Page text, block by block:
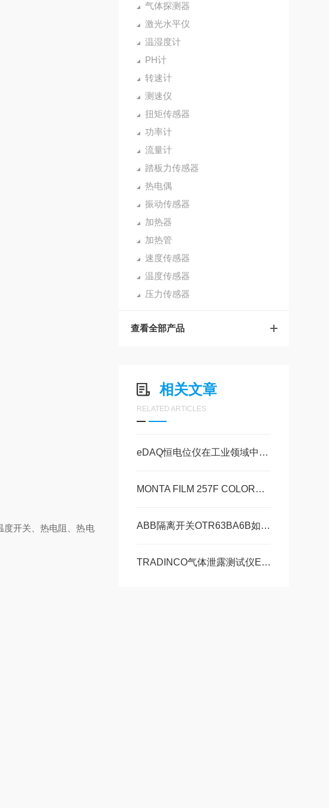
气体探测器
激光水平仪
温湿度计
PH计
转速计
测速仪
扭矩传感器
功率计
流量计
踏板力传感器
热电偶
振动传感器
加热器
加热管
速度传感器
温度传感器
压力传感器
查看全部产品
相关文章
RELATED ARTICLES
eDAQ恒电位仪在工业领域中的应用
MONTA FILM 257F COLORED胶带技术参数
ABB隔离开关OTR63BA6B如何选购？
TRADINCO气体泄露测试仪EV01011920操作简介
度开关、热电阻、热电